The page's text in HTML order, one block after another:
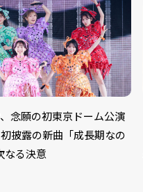
念願の初東京ドーム公演
披露の新曲「成長期なの
なる決意